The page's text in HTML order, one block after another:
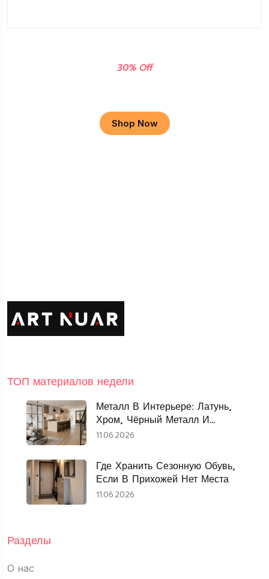
30% Off
Shop Now
ТОП материалов недели
Металл В Интерьере: Латунь,
Хром, Чёрный Металл И
Нержавеющая Сталь
11.06.2026
Где Хранить Сезонную Обувь,
Если В Прихожей Нет Места
11.06.2026
Разделы
О нас